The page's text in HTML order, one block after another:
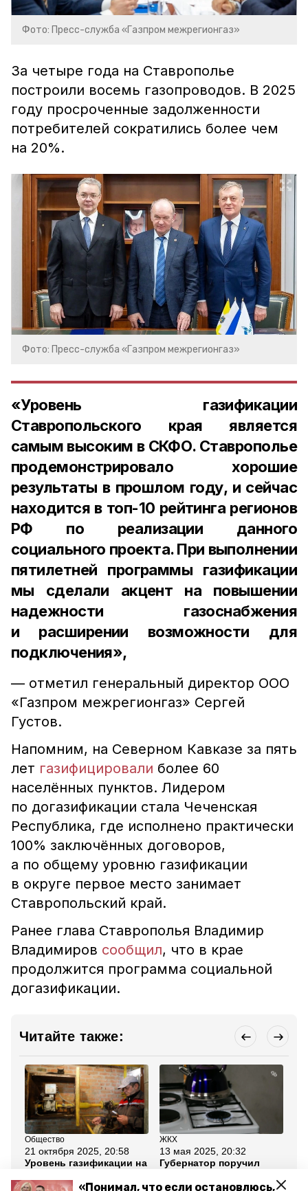
«Понимал, что если остановлюсь,
Фото: Пресс-служба «Газпром межрегионгаз»
За четыре года на Ставрополье
построили восемь газопроводов. В 2025
году просроченные задолженности
потребителей сократились более чем
на 20%.
Фото: Пресс-служба «Газпром межрегионгаз»
«Уровень газификации
Ставропольского края является
самым высоким в СКФО. Ставрополье
продемонстрировало хорошие
результаты в прошлом году, и сейчас
находится в топ-10 рейтинга регионов
РФ по реализации данного
социального проекта. При выполнении
пятилетней программы газификации
мы сделали акцент на повышении
надежности газоснабжения
и расширении возможности для
подключения»,
— отметил генеральный директор ООО
«Газпром межрегионгаз» Сергей
Густов.
Напомним, на Северном Кавказе за пять
лет газифицировали более 60
населённых пунктов. Лидером
по догазификации стала Чеченская
Республика, где исполнено практически
100% заключённых договоров,
а по общему уровню газификации
в округе первое место занимает
Ставропольский край.
Ранее глава Ставрополья Владимир
Владимиров сообщил, что в крае
продолжится программа социальной
догазификации.
Читайте также:
Общество
21 октября 2025, 20:58
Уровень газификации на
превышает 98% —
ЖКХ
13 мая 2025, 20:32
Губернатор поручил
газификацией участка